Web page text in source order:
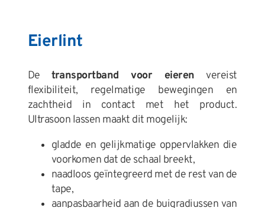
Eierlint
Detransportband voor eieren vereist
flexibiliteit, regelmatige bewegingen en
zachtheid in contact met het product.
Ultrasoon lassen maakt dit mogelijk:
gladde en gelijkmatige oppervlakken die
voorkomen dat de schaal breekt,
naadloos geïntegreerd met de rest van de
tape,
aanpasbaarheid aan de buigradiussen van